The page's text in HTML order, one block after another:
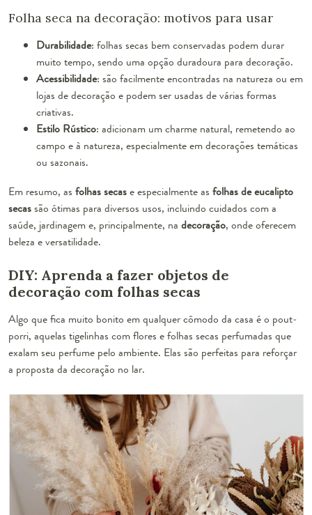
Folha seca na decoração: motivos para usar
Durabilidade: folhas secas bem conservadas podem durar
muito tempo, sendo uma opção duradoura para decoração.
Acessibilidade: são facilmente encontradas na natureza ou em
lojas de decoração e podem ser usadas de várias formas
criativas.
Estilo Rústico: adicionam um charme natural, remetendo ao
campo e à natureza, especialmente em decorações temáticas
ou sazonais.
Em resumo, as folhas secase especialmente as folhas de eucalipto
secassão ótimas para diversos usos, incluindo cuidados com a
saúde, jardinagem e, principalmente, na decoração, onde oferecem
beleza e versatilidade.
DIY: Aprenda a fazer objetos de
decoração com folhas secas
Algo que fica muito bonito em qualquer cômodo da casa é o pout-
porri, aquelas tigelinhas com flores e folhas secas perfumadas que
exalam seu perfume pelo ambiente. Elas são perfeitas para reforçar
a proposta da decoração no lar.